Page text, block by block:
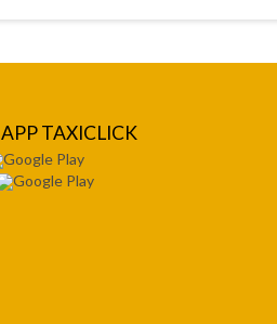
APP TAXICLICK